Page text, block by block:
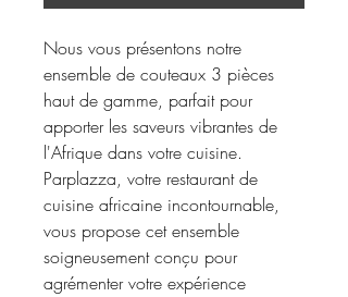
Nous vous présentons notre
ensemble de couteaux 3 pièces
haut de gamme, parfait pour
apporter les saveurs vibrantes de
l'Afrique dans votre cuisine.
Parplazza, votre restaurant de
cuisine africaine incontournable,
vous propose cet ensemble
soigneusement conçu pour
agrémenter votre expérience